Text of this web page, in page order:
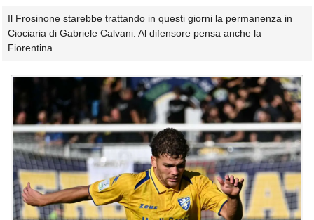
Il Frosinone starebbe trattando in questi giorni la permanenza in
Ciociaria di Gabriele Calvani. Al difensore pensa anche la
Fiorentina